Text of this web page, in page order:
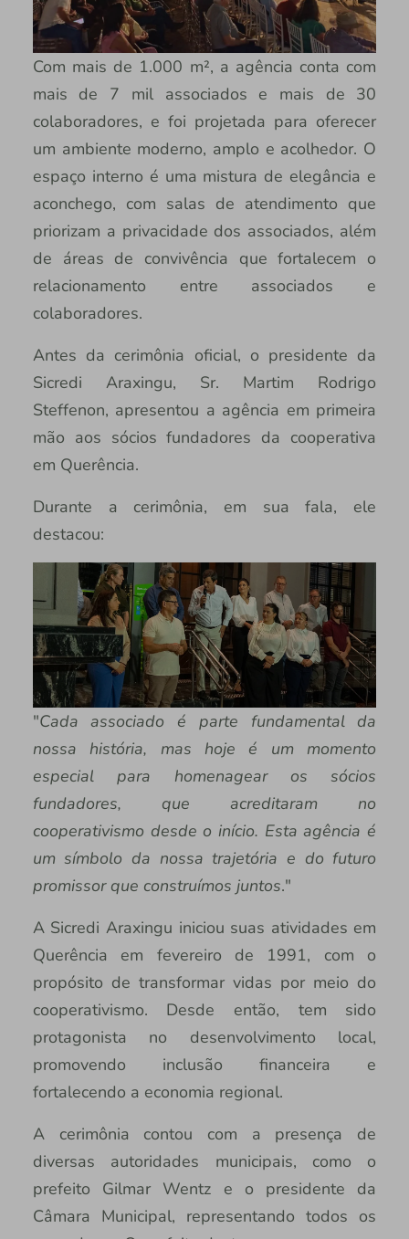
Com mais de 1.000 m², a agência conta com
mais de 7 mil associados e mais de 30
colaboradores, e foi projetada para oferecer
um ambiente moderno, amplo e acolhedor. O
espaço interno é uma mistura de elegância e
aconchego, com salas de atendimento que
priorizam a privacidade dos associados, além
de áreas de convivência que fortalecem o
relacionamento entre associados e
colaboradores.
Antes da cerimônia oficial, o presidente da
Sicredi Araxingu, Sr. Martim Rodrigo
Steffenon, apresentou a agência em primeira
mão aos sócios fundadores da cooperativa
em Querência.
Durante a cerimônia, em sua fala, ele
destacou:
"Cada associado é parte fundamental da
nossa história, mas hoje é um momento
especial para homenagear os sócios
fundadores, que acreditaram no
cooperativismo desde o início. Esta agência é
um símbolo da nossa trajetória e do futuro
promissor que construímos juntos."
A Sicredi Araxingu iniciou suas atividades em
Querência em fevereiro de 1991, com o
propósito de transformar vidas por meio do
cooperativismo. Desde então, tem sido
protagonista no desenvolvimento local,
promovendo inclusão financeira e
fortalecendo a economia regional.
A cerimônia contou com a presença de
diversas autoridades municipais, como o
prefeito Gilmar Wentz e o presidente da
Câmara Municipal, representando todos os